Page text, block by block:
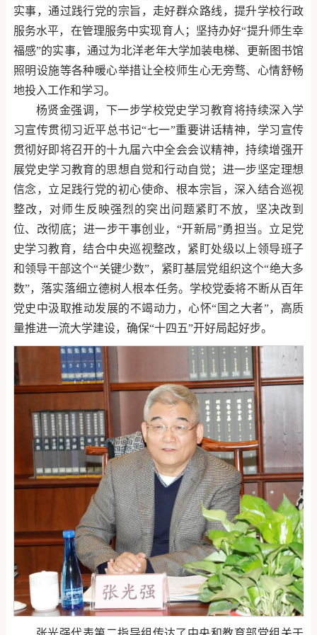
实事，通过践行党的宗旨，走好群众路线，提升学校行政
服务水平，在管理服务中实现育人；坚持办好“提升师生幸
福感”的实事，通过为北洋老年大学加装电梯、更新图书馆
照明设施等各种暖心举措让全校师生心无旁骛、心情舒畅
地投入工作和学习。
杨贤金强调，下一步学校党史学习教育将持续深入学
习宣传贯彻习近平总书记“七一”重要讲话精神，学习宣传
贯彻好即将召开的十九届六中全会会议精神，持续增强开
展党史学习教育的思想自觉和行动自觉；进一步坚定理想
信念，立足践行党的初心使命、根本宗旨，深入结合巡视
整改，对师生反映强烈的突出问题紧盯不放，坚决改到
位、改彻底；进一步干事创业，“开新局”勇担当。立足党
史学习教育，结合中央巡视整改，紧盯处级以上领导班子
和领导干部这个“关键少数”，紧盯基层党组织这个“绝大多
数”，落实落细立德树人根本任务。学校党委将不断从百年
党史中汲取推动发展的不竭动力，心怀“国之大者”，高质
量推进一流大学建设，确保“十四五”开好局起好步。